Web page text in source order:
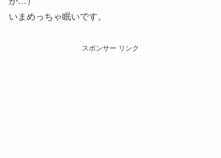
いまめっちゃ眠いです。
スポンサー リンク